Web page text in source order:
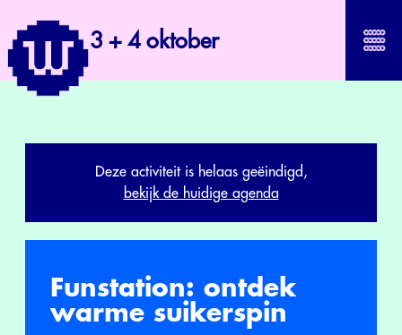
3 + 4 oktober
Deze activiteit is helaas geëindigd,
bekijk de huidige agenda
Funstation: ontdek
warme suikerspin